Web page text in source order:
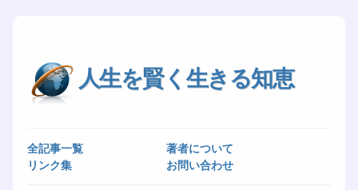
人生を賢く生きる知恵
全記事一覧
著者について
リンク集
お問い合わせ